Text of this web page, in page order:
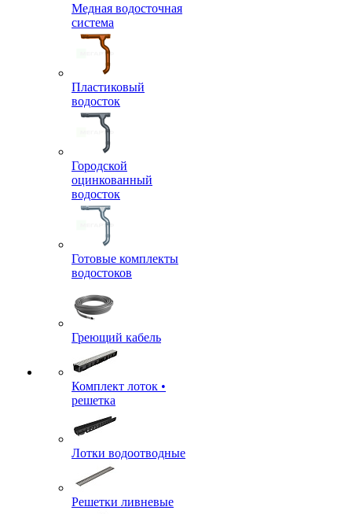
Медная водосточная
система
Пластиковый
водосток
Городской
оцинкованный
водосток
Готовые комплекты
водостоков
Греющий кабель
Комплект лоток •
решетка
Лотки водоотводные
Решетки ливневые